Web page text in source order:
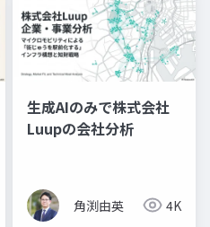
生成AIのみで株式会社
Luupの会社分析
角渕由英 4K